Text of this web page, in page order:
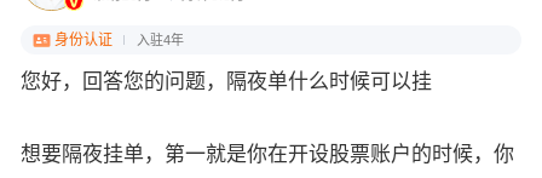
身份认证 入驻4年
您好，回答您的问题，隔夜单什么时候可以挂
想要隔夜挂单，第一就是你在开设股票账户的时候，你